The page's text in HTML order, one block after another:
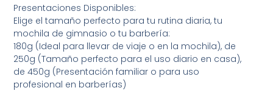
Presentaciones Disponibles:
Elige el tamaño perfecto para tu rutina diaria, tu
mochila de gimnasio o tu barbería:
180g (Ideal para llevar de viaje o en la mochila), de
250g (Tamaño perfecto para el uso diario en casa),
de 450g (Presentación familiar o para uso
profesional en barberías)